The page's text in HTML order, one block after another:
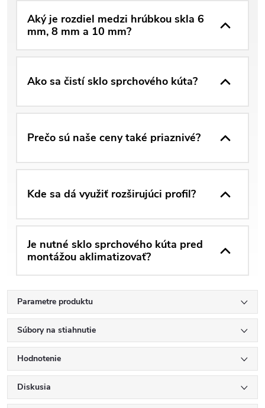
Aký je rozdiel medzi hrúbkou skla 6
mm, 8 mm a 10 mm?
Ako sa čistí sklo sprchového kúta?
Prečo sú naše ceny také priaznivé?
Kde sa dá využiť rozširujúci profil?
Je nutné sklo sprchového kúta pred
montážou aklimatizovať?
Parametre produktu
Súbory na stiahnutie
Hodnotenie
Diskusia